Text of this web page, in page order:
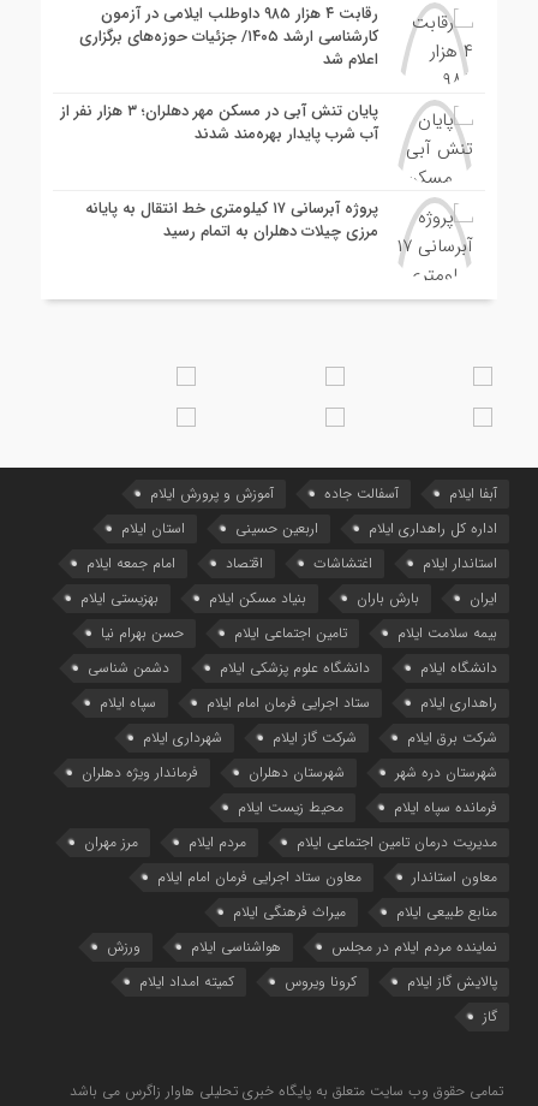
رقابت ۴ هزار ۹۸۵ داوطلب ایلامی در آزمون
کارشناسی ارشد ۱۴۰۵/ جزئیات حوزه‌های برگزاری
اعلام شد
پایان تنش آبی در مسکن مهر دهلران؛ ۳ هزار نفر از
آب شرب پایدار بهره‌مند شدند
پروژه آبرسانی ۱۷ کیلومتری خط انتقال به پایانه
مرزی چیلات دهلران به اتمام رسید
آبفا ایلام آسفالت جاده
آموزش و پرورش ایلام
اداره کل راهداری ایلام
اربعین حسینی
استان ایلام
استاندار ایلام
اغتشاشات اقتصاد
امام جمعه ایلام
ایران
بارش باران بنیاد مسکن ایلام
بهزیستی ایلام
بیمه سلامت ایلام
تامین اجتماعی ایلام
حسن بهرام نیا
دانشگاه ایلام
دانشگاه علوم پزشکی ایلام
دشمن شناسی
راهداری ایلام
ستاد اجرایی فرمان امام ایلام
سپاه ایلام
شرکت برق ایلام
شرکت گاز ایلام
شهرداری ایلام
شهرستان دره شهر
شهرستان دهلران
فرماندار ویژه دهلران
فرمانده سپاه ایلام
محیط زیست ایلام
مدیریت درمان تامین اجتماعی ایلام
مردم ایلام
مرز مهران
معاون استاندار
معاون ستاد اجرایی فرمان امام ایلام
منابع طبیعی ایلام
میراث فرهنگی ایلام
نماینده مردم ایلام در مجلس
هواشناسی ایلام
ورزش
پالایش گاز ایلام
کرونا ویروس
کمیته امداد ایلام
گاز
تمامی حقوق وب سایت متعلق به پایگاه خبری تحلیلی هاوار زاگرس می باشد